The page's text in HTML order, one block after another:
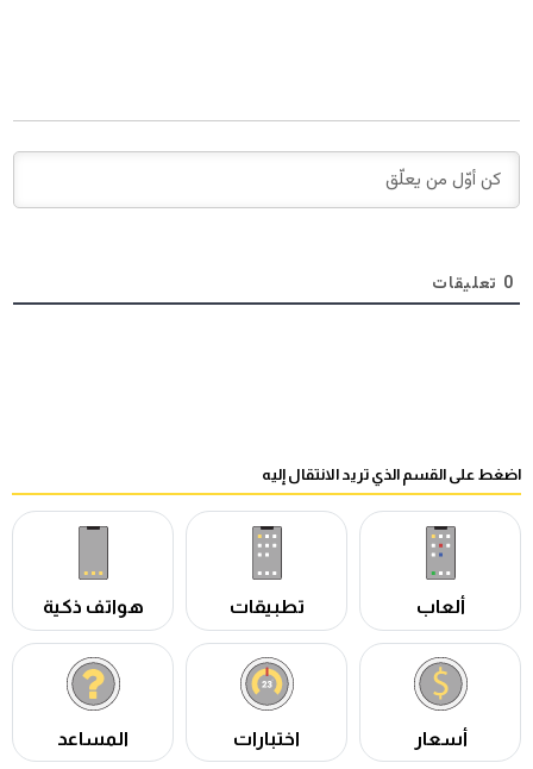
0 تعليقات
اضغط على القسم الذي تريد الانتقال إليه
ألعاب تطبيقات هواتف ذكية
أسعار اختبارات المساعد